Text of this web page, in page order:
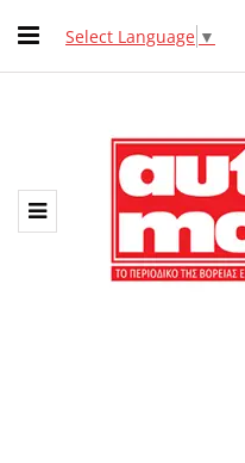
Select Language ▼